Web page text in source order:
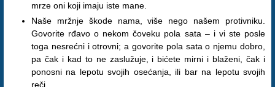
mrze oni koji imaju iste mane.
Naše mržnje škode nama, više nego našem protivniku.
Govorite rđavo o nekom čoveku pola sata – i vi ste posle
toga nesrećni i otrovni; a govorite pola sata o njemu dobro,
pa čak i kad to ne zaslužuje, i bićete mirni i blaženi, čak i
ponosni na lepotu svojih osećanja, ili bar na lepotu svojih
reči.